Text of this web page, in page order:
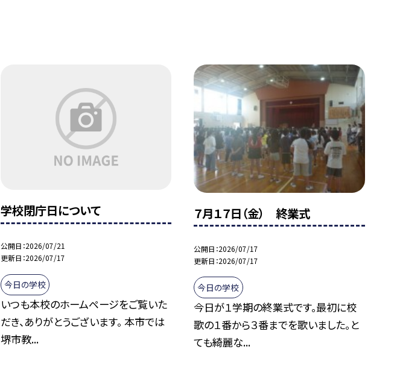
学校閉庁日について
公開日 2026/07/21
更新日 2026/07/17
今日の学校
いつも本校のホームページをご覧いた
だき、ありがとうございます。 本市では
堺市教...
７月１７日（金） 終業式
公開日 2026/07/17
更新日 2026/07/17
今日の学校
今日が１学期の終業式です。最初に校
歌の１番から３番までを歌いました。と
ても綺麗な...